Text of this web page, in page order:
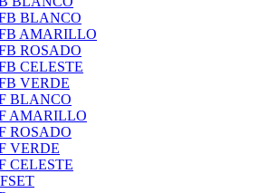
BLANCO
AMARILLO
ROSADO
CELESTE
VERDE
BLANCO
AMARILLO
ROSADO
VERDE
CELESTE